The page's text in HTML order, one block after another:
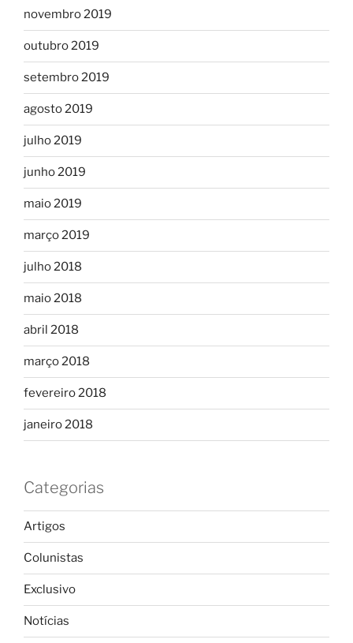
novembro 2019
outubro 2019
setembro 2019
agosto 2019
julho 2019
junho 2019
maio 2019
março 2019
julho 2018
maio 2018
abril 2018
março 2018
fevereiro 2018
janeiro 2018
Categorias
Artigos
Colunistas
Exclusivo
Notícias